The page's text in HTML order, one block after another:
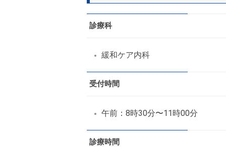
診療科
緩和ケア内科
受付時間
午前：8時30分〜11時00分
診療時間